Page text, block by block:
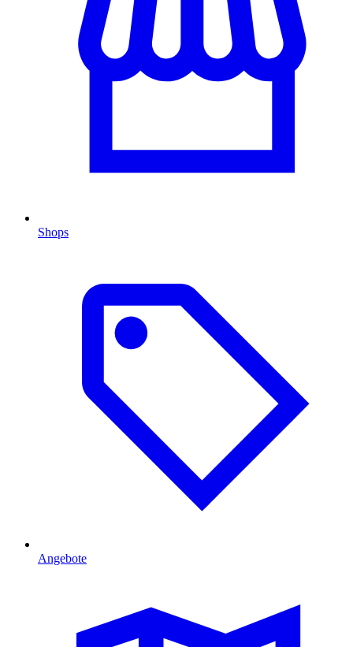
Shops
Angebote